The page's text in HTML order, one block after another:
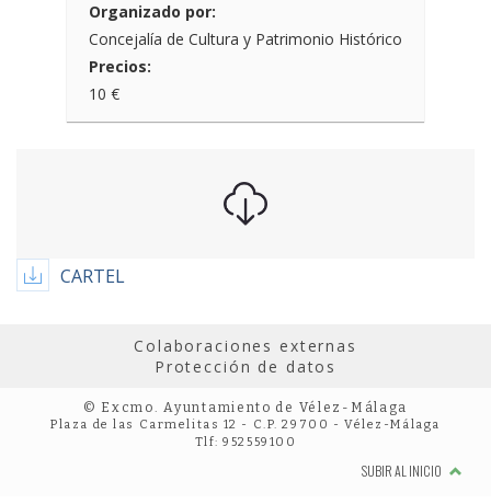
Organizado por:
Concejalía de Cultura y Patrimonio Histórico
Precios:
10 €
CARTEL
Colaboraciones externas
Protección de datos
© Excmo. Ayuntamiento de Vélez-Málaga
Plaza de las Carmelitas 12 - C.P. 29700 - Vélez-Málaga
Tlf: 952559100
SUBIR AL INICIO